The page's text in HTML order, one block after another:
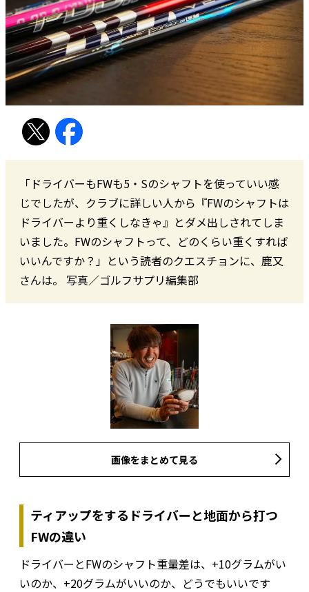
「ドライバーもFWも5・Sのシャフトを使っていい感
じでしたが、クラブに詳しい人から『FWのシャフトは
ドライバーより重くしなきゃ』とダメ出しされてしま
いました。FWのシャフトって、どのくらい重くすれば
いいんですか？」という読者のクエスチョンに、鹿又
さんは――。 写真／ゴルフサプリ編集部
画像をまとめて見る
ティアップをするドライバーと地面から打つ
FWの違い
ドライバーとFWのシャフト重量差は、+10グラムがい
いのか、+20グラムがいいのか――、どうでもいいです